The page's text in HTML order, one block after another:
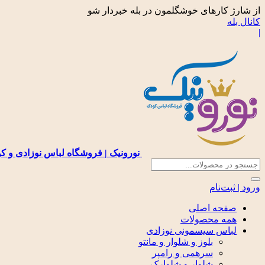
از شارژ کارهای خوشگلمون در بله خبردار شو
کانال بله
|
نورونیک | فروشگاه لباس نوزادی و
ورود | ثبت‌نام
صفحه اصلی
همه محصولات
لباس سیسمونی نوزادی
بلوز و شلوار و مانتو
سرهمی و رامپر